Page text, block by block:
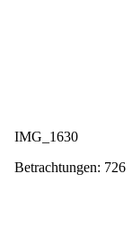
IMG_1630
Betrachtungen: 726